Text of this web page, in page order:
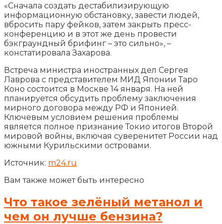
«Сначала создать дестабилизирующую
информационную обстановку, завести людей,
вбросить пару фейков, затем закрыть пресс-
конференцию и в этот же день провести
бэкграундный брифинг – это сильно», –
констатировала Захарова.
Встреча министра иностранных дел Сергея
Лаврова с представителем МИД Японии Таро
Коно состоится в Москве 14 января. На ней
планируется обсудить проблему заключения
мирного договора между РФ и Японией.
Ключевым условием решения проблемы
является полное признание Токио итогов Второй
мировой войны, включая суверенитет России над
южными Курильскими островами.
Источник: m24.ru
Вам также может быть интересно
Что такое зелёный метанол и
чем он лучше бензина?